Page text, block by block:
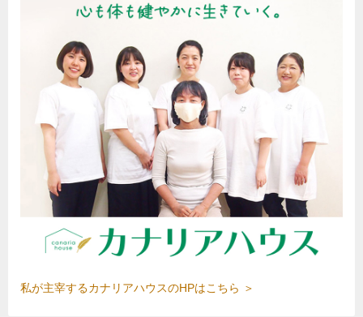
で
願
い
行
化
学
物
質
社
の
私が主宰するカナリアハウスのHPはこちら ＞